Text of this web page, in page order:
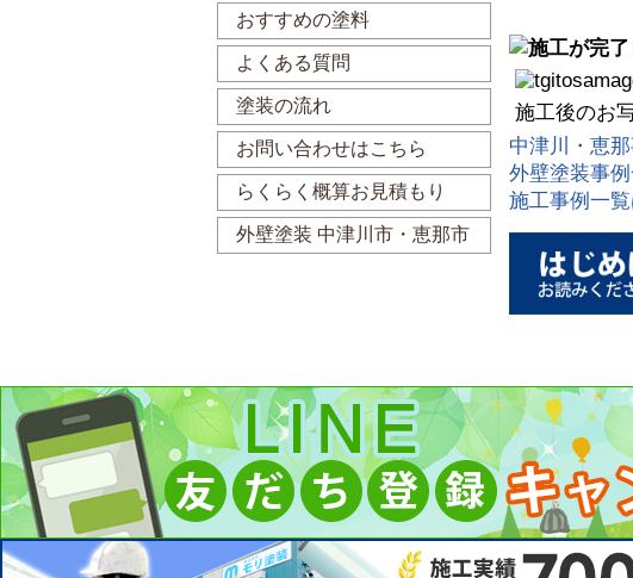
施工後のお
中津川・恵
外壁塗装事
施工事例一
おすすめの塗料
よくある質問
塗装の流れ
お問い合わせはこちら
らくらく概算お見積もり
外壁塗装 中津川市・恵那市